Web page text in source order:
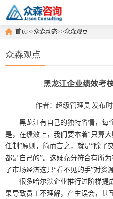
首页>>众森动态>>众森观点
众森观点
黑龙江企业绩效考
作者：超级管理员 发布时
黑龙江有自己的独特省情，每
是，在绩效上，我们要本着“只算
任制”原则，简而言之，就是“除了
都是自己的”。这既充分符合有所
了市场经济这只“看不见的手”对资
很多哈尔滨企业推行过阶梯提
果导致员工不理解，产生误会，甚